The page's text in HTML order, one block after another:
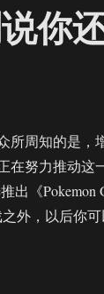
你
所周知的是，
在努力推动这
出《
外，以后你